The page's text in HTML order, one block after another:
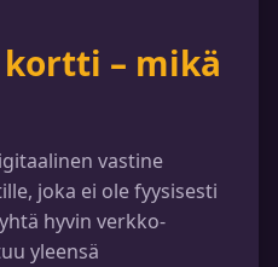
– mikä
vastine
joka ei ole fyysisesti
hyvin verkko-
yleensä